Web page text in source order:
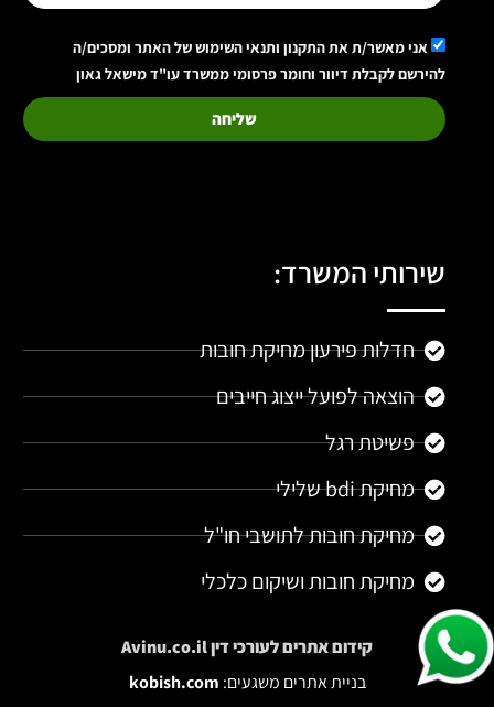
אני מאשר/ת את התקנון ותנאי השימוש של האתר ומסכים/ה
להירשם לקבלת דיוור וחומר פרסומי ממשרד עו"ד מישאל גאון
שליחה
שירותי המשרד:
חדלות פירעון מחיקת חובות
הוצאה לפועל ייצוג חייבים
פשיטת רגל
מחיקת bdi שלילי
מחיקת חובות לתושבי חו"ל
מחיקת חובות ושיקום כלכלי
קידום אתריםלעורכי דין Avinu.co.il
בניית אתרים משגעים: kobish.com